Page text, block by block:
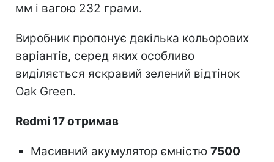
мм і вагою 232 грами.
Виробник пропонує декілька кольорових
варіантів, серед яких особливо
виділяється яскравий зелений відтінок
Oak Green.
Redmi 17 отримав
Масивний акумулятор ємністю 7500